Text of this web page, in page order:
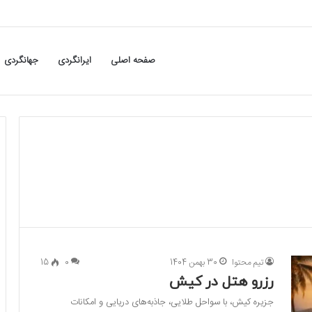
صفحه اصلی ایرانگردی جهانگردی
تیم محتوا 30 بهمن 1404 0
15
رزرو هتل در کیش
جزیره کیش، با سواحل طلایی، جاذبه‌های دریایی و امکانات